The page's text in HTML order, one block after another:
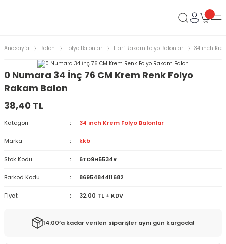
Anasayfa Balon Folyo Balonlar Harf Rakam Folyo Balonlar 34 ınch
0 Numara 34 İnç 76 CM Krem Renk Folyo
Rakam Balon
38,40 TL
Kategori 34 ınch Krem Folyo Balonlar
Marka kkb
Stok Kodu 6TD9H5534R
Barkod Kodu 8695484411682
Fiyat 32,00 TL + KDV
14:00’a kadar verilen siparişler aynı gün kargoda!